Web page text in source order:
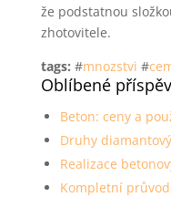
že podstatnou
zhotovitele.
tags: #mnozstvi #
Oblíbené
Beton: ceny a
Druhy
Realizace
Kompletní